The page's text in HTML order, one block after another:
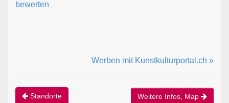
bewerten
Werben mit Kunstkulturportal.ch »
Standorte Weitere Infos, Map